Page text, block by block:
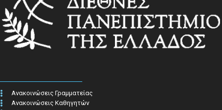
Ανακοινώσεις Γραμματείας
Ανακοινώσεις Καθηγητών